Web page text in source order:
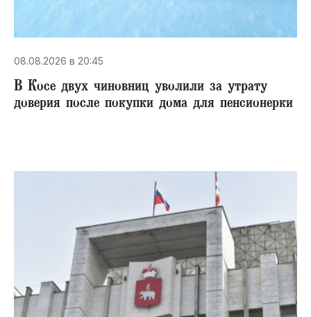
08.08.2026 в 20:45
В Косе двух чиновниц уволили за утрату
доверия после покупки дома для пенсионерки